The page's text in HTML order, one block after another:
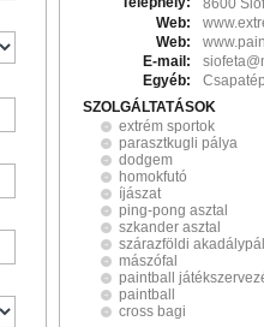
8600
Web:
Web:
E-mail:
Egyéb:
SZOLGÁLTATÁSOK
extrém sportok
parasztkugli pálya
dodgem
homokfutó
íjászat
ping-pong asztal
szkander asztal
szárazföldi
mászófal
paintball
paintball
cross bagi